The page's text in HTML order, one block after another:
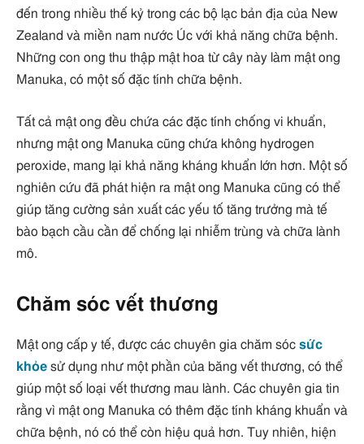
đến trong nhiều thế kỷ trong các bộ lạc bản địa của New
Zealand và miền nam nước Úc với khả năng chữa bệnh.
Những con ong thu thập mật hoa từ cây này làm mật ong
Manuka, có một số đặc tính chữa bệnh.
Tất cả mật ong đều chứa các đặc tính chống vi khuẩn,
nhưng mật ong Manuka cũng chứa không hydrogen
peroxide, mang lại khả năng kháng khuẩn lớn hơn. Một số
nghiên cứu đã phát hiện ra mật ong Manuka cũng có thể
giúp tăng cường sản xuất các yếu tố tăng trưởng mà tế
bào bạch cầu cần để chống lại nhiễm trùng và chữa lành
mô.
Chăm sóc vết thương
Mật ong cấp y tế, được các chuyên gia chăm sóc sức
khỏe sử dụng như một phần của băng vết thương, có thể
giúp một số loại vết thương mau lành. Các chuyên gia tin
rằng vì mật ong Manuka có thêm đặc tính kháng khuẩn và
chữa bệnh, nó có thể còn hiệu quả hơn. Tuy nhiên, hiện